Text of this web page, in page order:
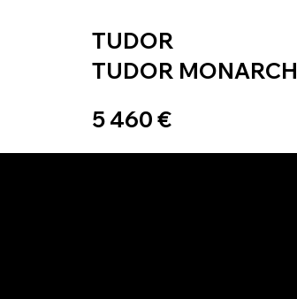
TUDOR
TUDOR MONARCH
5 460 €